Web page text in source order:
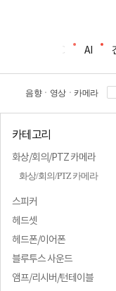
조립PC AI
음향ㆍ영상ㆍ카메라
카테고리
화상/회의/PTZ 카메라
화상/회의/PTZ 카메라
스피커
헤드셋
헤드폰/이어폰
블루투스 사운드
앰프/리시버/턴테이블